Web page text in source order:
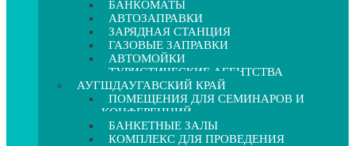
БАНКОМАТЫ
АВТОЗАПРАВКИ
ЗАРЯДНАЯ СТАНЦИЯ
ГАЗОВЫЕ ЗАПРАВКИ
АВТОМОЙКИ
ТУРИСТИЧЕСКИЕ АГЕНТСТВА
АУГШДАУГАВСКИЙ КРАЙ
ПОМЕЩЕНИЯ ДЛЯ СЕМИНАРОВ И
КОНФЕРЕНЦИЙ
БАНКЕТНЫЕ ЗАЛЫ
КОМПЛЕКС ДЛЯ ПРОВЕДЕНИЯ